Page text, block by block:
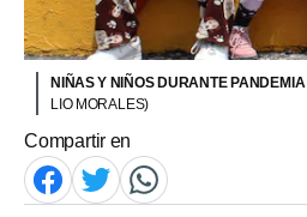
NIÑAS Y NIÑOS DURANTE PANDEMIA
LIO MORALES)
Compartir en